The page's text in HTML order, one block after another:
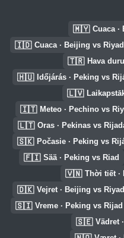
🇲🇾 Cuaca
🇮🇩 Cuaca · Beijing vs
🇹🇷 Hava
🇭🇺 Időjárás · Peking vs
🇱🇻
🇮🇹 Meteo · Pechino vs
🇱🇹 Oras · Pekinas vs
🇸🇰 Počasie · Peking vs
🇫🇮 Sää · Peking vs Riad
🇻🇳 Thời tiết ·
🇩🇰 Vejret · Beijing vs
🇸🇮 Vreme · Peking vs Rijad
🇸🇪 Vädret